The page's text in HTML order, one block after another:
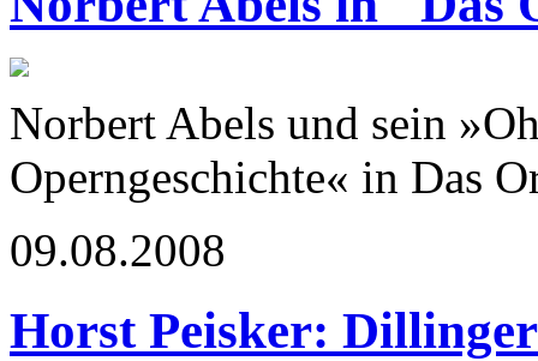
Norbert Abels und sein
Operngeschichte« in Das
09.08.2008
Horst Peisker: